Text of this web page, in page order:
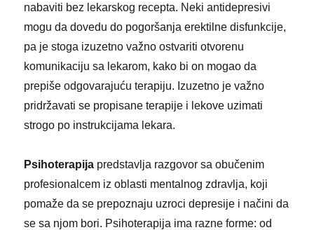
nabaviti bez lekarskog recepta. Neki antidepresivi
mogu da dovedu do pogoršanja erektilne disfunkcije,
pa je stoga izuzetno važno ostvariti otvorenu
komunikaciju sa lekarom, kako bi on mogao da
prepiše odgovarajuću terapiju. Izuzetno je važno
pridržavati se propisane terapije i lekove uzimati
strogo po instrukcijama lekara.
Psihoterapija predstavlja razgovor sa obučenim
profesionalcem iz oblasti mentalnog zdravlja, koji
pomaže da se prepoznaju uzroci depresije i načini da
se sa njom bori. Psihoterapija ima razne forme: od